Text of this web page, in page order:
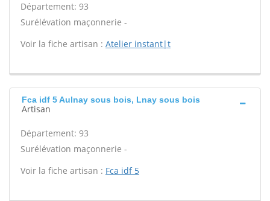
Département: 93
Surélévation maçonnerie -
Voir la fiche artisan : Atelier instant|t
Fca idf 5 Aulnay sous bois, Lnay sous bois
Artisan
Département: 93
Surélévation maçonnerie -
Voir la fiche artisan : Fca idf 5